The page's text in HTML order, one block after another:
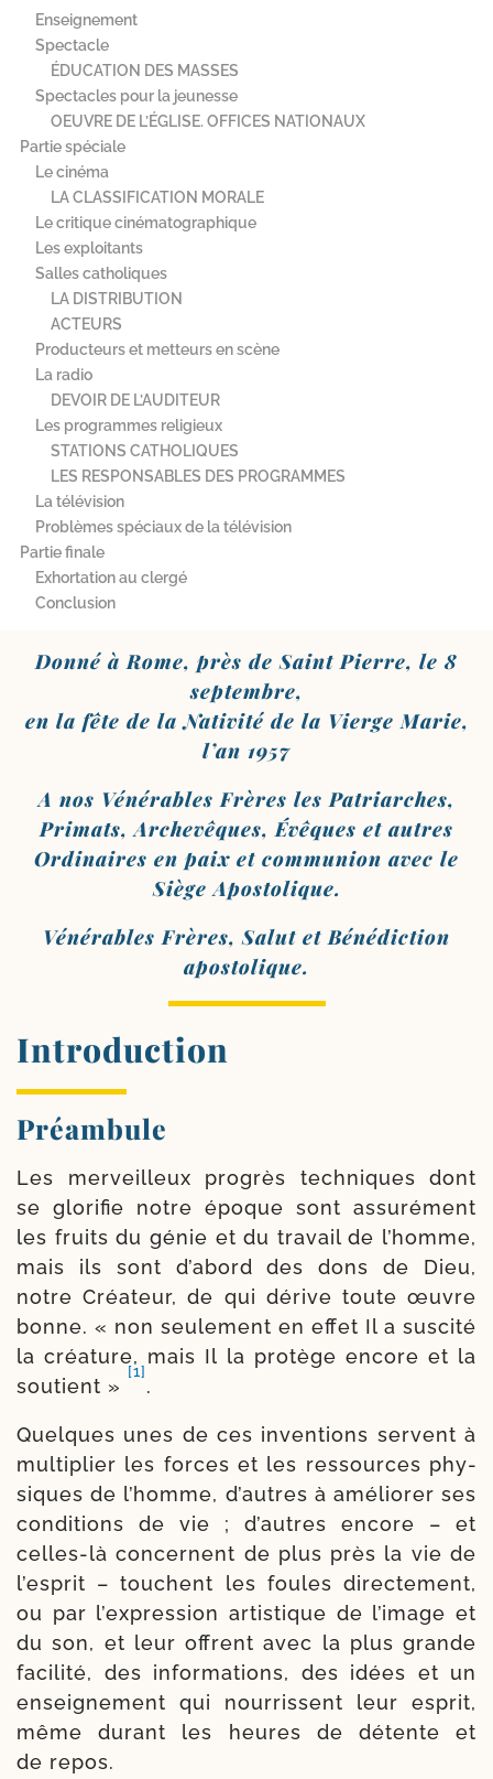
Enseignement
Spectacle
ÉDUCATION DES MASSES
Spectacles pour la jeunesse
OEUVRE DE L’ÉGLISE. OFFICES NATIONAUX
Partie spéciale
Le cinéma
LA CLASSIFICATION MORALE
Le critique cinématographique
Les exploitants
Salles catholiques
LA DISTRIBUTION
ACTEURS
Producteurs et metteurs en scène
La radio
DEVOIR DE L’AUDITEUR
Les programmes religieux
STATIONS CATHOLIQUES
LES RESPONSABLES DES PROGRAMMES
La télévision
Problèmes spéciaux de la télévision
Partie finale
Exhortation au clergé
Conclusion
Donné à Rome, près de Saint Pierre, le 8
sep­tembre,
en la fête de la Nativité de la Vierge Marie,
l’an 1957
A nos Vénérables Frères les Patriarches,
Primats, Archevêques, Évêques et autres
Ordinaires en paix et com­mu­nion avec le
Siège Apostolique.
Vénérables Frères, Salut et Bénédiction
apostolique.
Introduction
Préambule
Les mer­veilleux pro­grès tech­niques dont
se glo­ri­fie notre époque sont assu­ré­ment
les fruits du génie et du tra­vail de l’homme,
mais ils sont d’a­bord des dons de Dieu,
notre Créateur, de qui dérive toute œuvre
bonne. « non seule­ment en effet Il a sus­ci­té
la créa­ture, mais Il la pro­tège encore et la
sou­tient »
[1]
.
Quelques unes de ces inven­tions servent à
mul­ti­plier les forces et les res­sources phy­
siques de l’homme, d’autres à amé­lio­rer ses
condi­tions de vie ; d’autres encore – et
celles-​là concernent de plus près la vie de
l’es­prit – touchent les foules direc­te­ment,
ou par l’ex­pres­sion artis­tique de l’i­mage et
du son, et leur offrent avec la plus grande
faci­li­té, des infor­ma­tions, des idées et un
ensei­gne­ment qui nour­rissent leur esprit,
même durant les heures de détente et
de repos.